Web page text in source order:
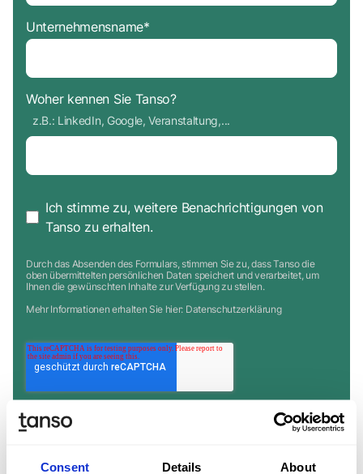
Consent Details About
Unternehmensname*
Woher kennen Sie Tanso?
z.B.: LinkedIn, Google, Veranstaltung,...
Ich stimme zu, weitere Benachrichtigungen von
Tanso zu erhalten.
Durch das Absenden des Formulars, stimmen Sie zu, dass Tanso die
oben übermittelten persönlichen Daten speichert und verarbeitet, um
Ihnen die gewünschten Inhalte zur Verfügung zu stellen.
Mehr Informationen erhalten Sie hier: Datenschutzerklärung